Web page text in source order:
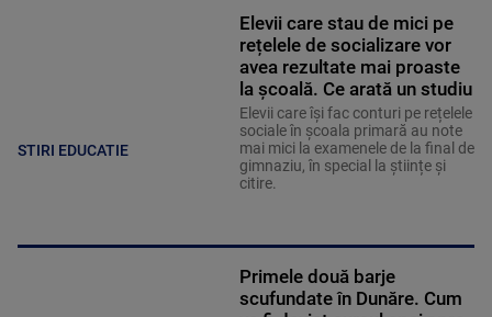
STIRI EDUCATIE
Elevii care stau de mici pe
rețelele de socializare vor
avea rezultate mai proaste
la școală. Ce arată un studiu
Elevii care îşi fac conturi pe rețelele
sociale în școala primară au note
mai mici la examenele de la final de
gimnaziu, în special la științe și
citire.
Primele două barje
scufundate în Dunăre. Cum